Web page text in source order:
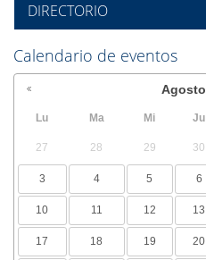
DIRECTORIO
Calendario de eventos
Agosto
Lu Ma Mi Ju
27 28 29 30
3 4 5 6
10 11 12 13
17 18 19 20